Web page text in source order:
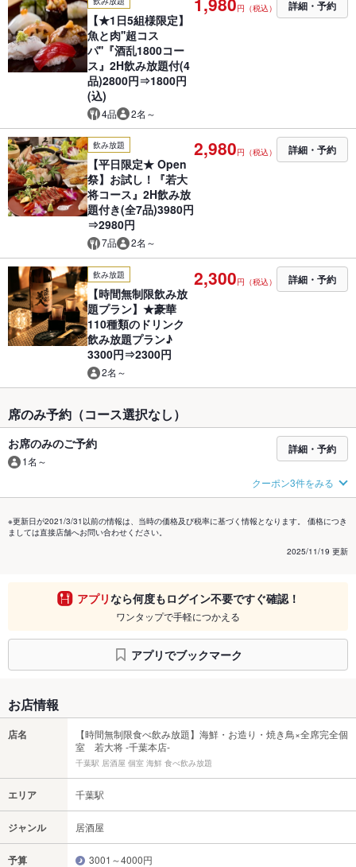
【★1日5組様限定】
魚と肉''超コス
パ''『酒乱1800コー
ス』2H飲み放題付(4
品)2800円⇒1800円
(込)
4品 2名～
円（税込） 詳細・予約
飲み放題
【平日限定★ Open
祭】お試し！『若大
将コース』2H飲み放
題付き(全7品)3980円
⇒2980円
7品 2名～
2,980円（税込） 詳細・予約
飲み放題
【時間無制限飲み放
題プラン】★豪華
110種類のドリンク
飲み放題プラン♪
3300円⇒2300円
2名～
2,300円（税込） 詳細・予約
席のみ予約（コース選択なし）
お席のみのご予約
1名～
詳細・予約
クーポン3件をみる
※更新日が2021/3/31以前の情報は、当時の価格及び税率に基づく情報となります。 価格につき
ましては直接店舗へお問い合わせください。
2025/11/19 更新
アプリなら何度もログイン不要ですぐ確認！
ワンタップで手軽につかえる
アプリでブックマーク
お店情報
店名
【時間無制限食べ飲み放題】海鮮・お造り・焼き鳥×全席完全個
室 若大将 -千葉本店-
千葉駅 居酒屋 個室 海鮮 食べ飲み放題
エリア 千葉駅
ジャンル 居酒屋
予算
3001～4000円